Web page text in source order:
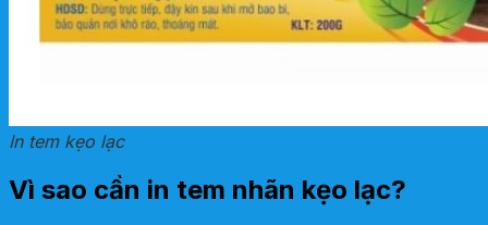
In tem kẹo lạc
Vì sao cần in tem nhãn kẹo lạc?